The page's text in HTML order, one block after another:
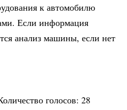
к автомобилю
Если информация
анализ машины, если нет
голосов:28